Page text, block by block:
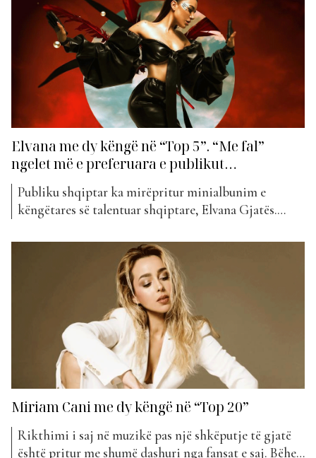
muzikore, një numër ky që vërtet duhet admiruar....
Elvana me dy këngë në “Top 5”. “Me fal”
ngelet më e preferuara e publikut…
Publiku shqiptar ka mirëpritur minialbunim e
këngëtares së talentuar shqiptare, Elvana Gjatës.
në mbarë botën, solli për fansat e saj, minialbumin
“3”, të cilin e ka përcjellë me shumë ndenjë dhe
emocion. Edhe pse përmban në total 6 këngë, duke...
Miriam Cani me dy këngë në “Top 20”
Rikthimi i saj në muzikë pas një shkëputje të gjatë
është pritur me shumë dashuri nga fansat e saj. Bëhet